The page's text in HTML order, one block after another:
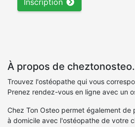
Inscription
À propos de
Trouvez l'ostéopathe qui vous
Prenez rendez-vous en ligne avec un
Chez Ton Osteo permet également
à domicile avec l'ostéopathe de votre